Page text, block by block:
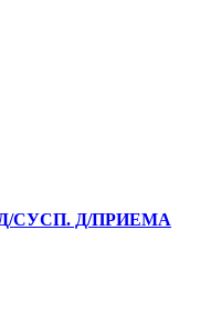
Д/СУСП. Д/ПРИЕМА